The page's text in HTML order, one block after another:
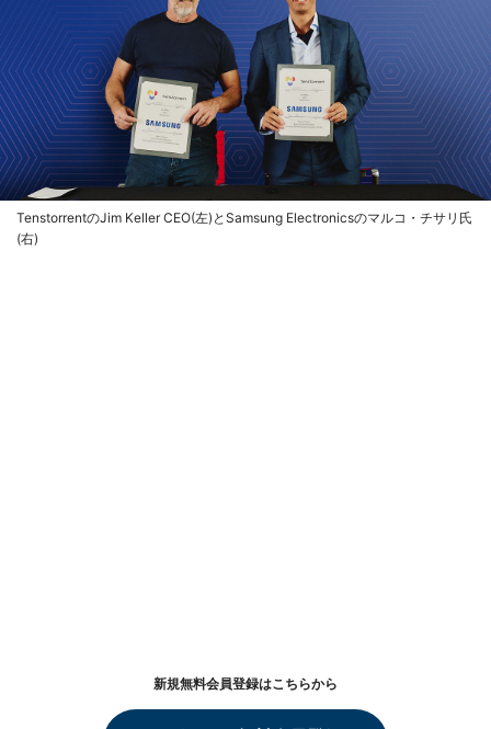
TenstorrentのJim Keller CEO(左)とSamsung Electronicsのマルコ・チサリ氏
(右)
新規無料会員登録はこちらから